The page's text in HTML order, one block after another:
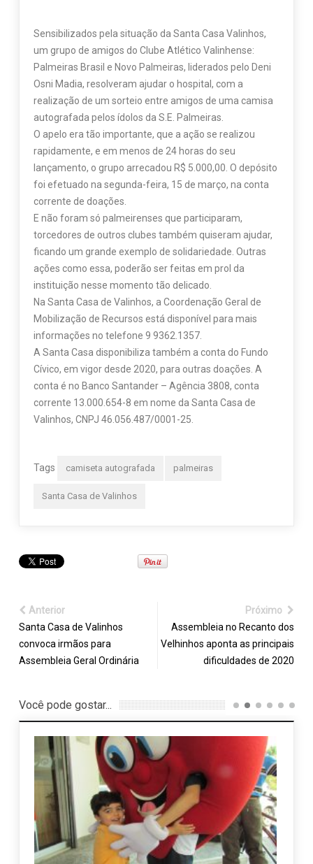
Sensibilizados pela situação da Santa Casa Valinhos,
um grupo de amigos do Clube Atlético Valinhense:
Palmeiras Brasil e Novo Palmeiras, liderados pelo Deni
Osni Madia, resolveram ajudar o hospital, com a
realização de um sorteio entre amigos de uma camisa
autografada pelos ídolos da S.E. Palmeiras.
O apelo era tão importante, que a ação se realizou
rapidamente, e em menos de 24 horas do seu
lançamento, o grupo arrecadou R$ 5.000,00. O depósito
foi efetuado na segunda-feira, 15 de março, na conta
corrente de doações.
E não foram só palmeirenses que participaram,
torcedores de outros clubes também quiseram ajudar,
ficando um grande exemplo de solidariedade. Outras
ações como essa, poderão ser feitas em prol da
instituição nesse momento tão delicado.
Na Santa Casa de Valinhos, a Coordenação Geral de
Mobilização de Recursos está disponível para mais
informações no telefone 9 9362.1357.
A Santa Casa disponibiliza também a conta do Fundo
Cívico, em vigor desde 2020, para outras doações. A
conta é no Banco Santander – Agência 3808, conta
corrente 13.000.654-8 em nome da Santa Casa de
Valinhos, CNPJ 46.056.487/0001-25.
Tags camiseta autografada palmeiras
Santa Casa de Valinhos
Anterior
Santa Casa de Valinhos
convoca irmãos para
Assembleia Geral Ordinária
Próximo
Assembleia no Recanto dos
Velhinhos aponta as principais
dificuldades de 2020
Você pode gostar...